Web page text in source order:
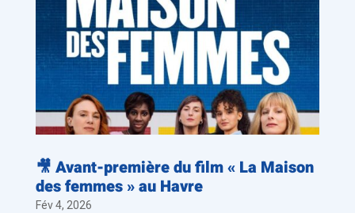
🎥 Avant-première du film « La Maison
des femmes » au Havre
Fév 4, 2026